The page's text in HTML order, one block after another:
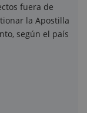
fuera de
la Apostilla
según el país